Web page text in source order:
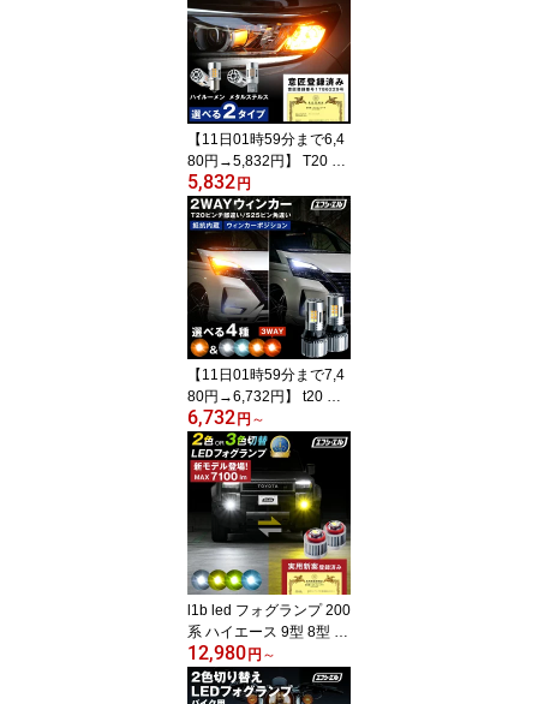
アー ヴォクシー 車種専
用 立体成型 映り込み防
止 反射 視界確保 極厚パ
イル生地 快適温度 エフ
シーエル fcl
【11日01時59分まで6,4
80円→5,832円】 T20 S2
5 T20ピンチ部違い S25
ピン角違い 最大2400lm l
ed ウィンカー バルブ ア
ンバー ウインカー 抵抗
内蔵 ハイフラ防止 デリ
カd5 ハイエース 9型 200
系 メタルステルス ハイ
ルーメン 車検対応 1年保
証 エフシーエル fcl
5,832 円
【11日01時59分まで7,4
80円→6,732円】 t20 ピ
ンチ部違い led ウインカ
ー アンバー ウィンカー
抵抗内蔵 ウインカーポジ
ション ウィンカーポジシ
ョンキット セレナ c27
ハイエース 9型 200系 デ
リカd5 ハイフラ防止 車
検対応 1年保証 エフシー
エル fcl
6,732 円 ～
l1b led フォグランプ 200
系 ハイエース 9型 8型 7
型 80系 ハリアー イエロ
ー ライムイエロー ホワ
イト 2色切り替え カラー
12,980 円 ～